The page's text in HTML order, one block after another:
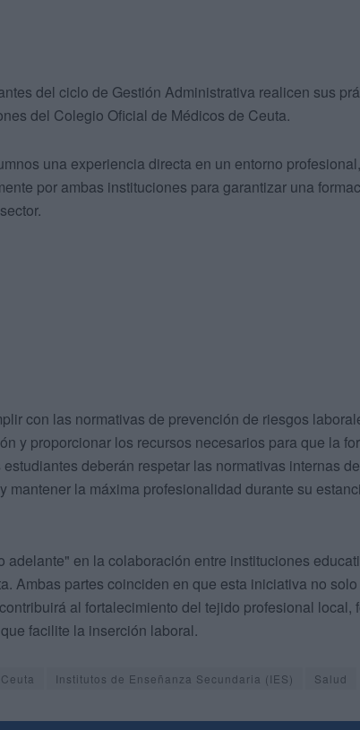
del ciclo de Gestión Administrativa realicen sus
del Colegio Oficial de Médicos de Ceuta.
una experiencia directa en un entorno
por ambas instituciones para garantizar una
con las normativas de prevención de riesgos
y proporcionar los recursos necesarios para que la
deberán respetar las normativas internas
mantener la máxima profesionalidad durante su
adelante" en la colaboración entre instituciones
Ambas partes coinciden en que esta iniciativa no
al fortalecimiento del tejido profesional local,
facilite la inserción laboral.
Institutos de Enseñanza Secundaria (IES) Salud